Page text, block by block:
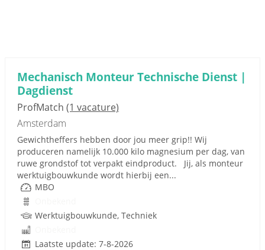
Mechanisch Monteur Technische Dienst |
Dagdienst
ProfMatch (1 vacature)
Amsterdam
Gewichtheffers hebben door jou meer grip!! Wij
produceren namelijk 10.000 kilo magnesium per dag, van
ruwe grondstof tot verpakt eindproduct. Jij, als monteur
werktuigbouwkunde wordt hierbij een...
MBO
Werktuigbouwkunde, Techniek
Laatste update: 7-8-2026